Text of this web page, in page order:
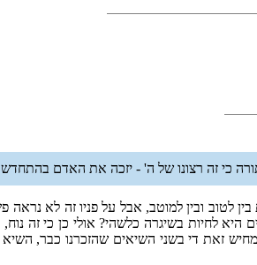
כי זה רצונו של ה' - יזכה את האדם
לטוב ובין למוטב, אבל על פניו זה לא נראה
לחיות בשיגרה כלשהי? אולי כן כי זה
זאת די בשני השיאים שהזכרנו כבר, השיא